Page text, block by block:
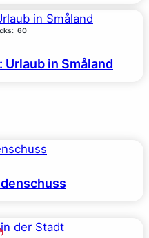
60
Urlaub in Småland